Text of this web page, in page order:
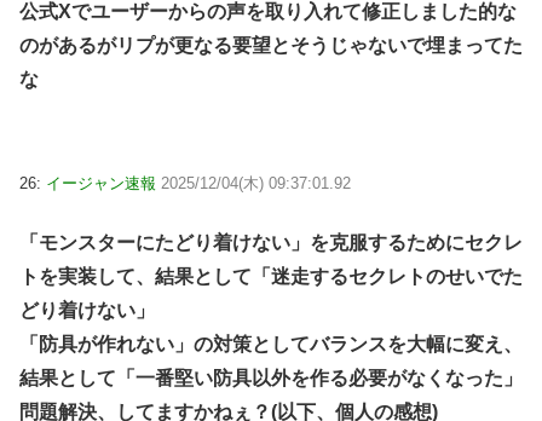
公式Xでユーザーからの声を取り入れて修正しました的な
のがあるがリプが更なる要望とそうじゃないで埋まってた
な
26: イージャン速報 2025/12/04(木) 09:37:01.92
「モンスターにたどり着けない」を克服するためにセクレ
トを実装して、結果として「迷走するセクレトのせいでた
どり着けない」
「防具が作れない」の対策としてバランスを大幅に変え、
結果として「一番堅い防具以外を作る必要がなくなった」
問題解決、してますかねぇ？(以下、個人の感想)